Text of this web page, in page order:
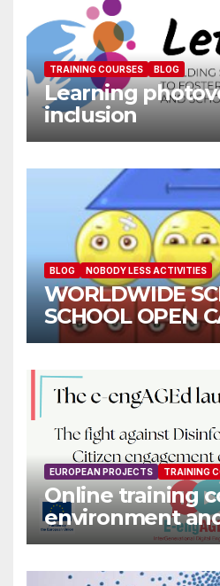
TRAINING COURSES BLOG
Learning
inclusion
BLOG NOBODY LESS ACTIVITIES
WORLDWIDE
SCHOOL OPEN
EUROPEAN PROJECTS TRAINING
Online training
environment